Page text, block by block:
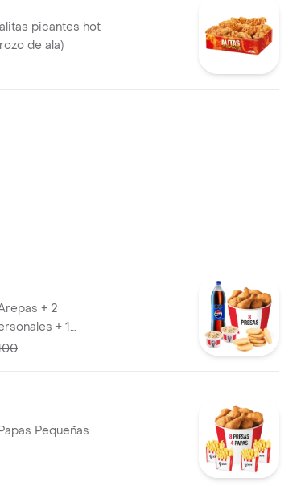
picantes hot
de ala)
+ 2
+ 1
Pequeñas